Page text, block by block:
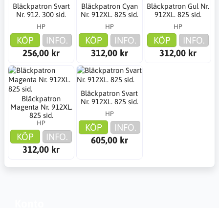
Bläckpatron Svart
Nr. 912. 300 sid.
HP
KÖP
INFO.
256,00 kr
Bläckpatron Cyan
Nr. 912XL. 825 sid.
HP
KÖP
INFO.
312,00 kr
Bläckpatron Gul Nr.
912XL. 825 sid.
HP
KÖP
INFO.
312,00 kr
Bläckpatron
Magenta Nr. 912XL.
825 sid.
HP
KÖP
INFO.
312,00 kr
Bläckpatron Svart
Nr. 912XL. 825 sid.
HP
KÖP
INFO.
605,00 kr